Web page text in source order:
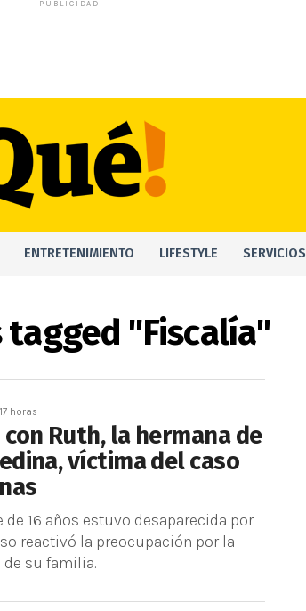
PUBLICIDAD
ENTRETENIMIENTO LIFESTYLE SERVICIOS
"Fiscalía"
horas
con Ruth, la hermana de
víctima del caso
de 16 años estuvo desaparecida por
reactivó la preocupación por la
su familia.